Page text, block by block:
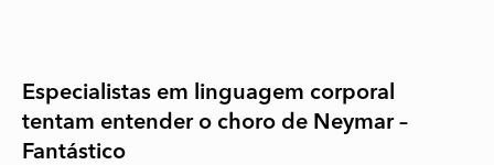
Especialistas em linguagem corporal
tentam entender o choro de Neymar –
Fantástico